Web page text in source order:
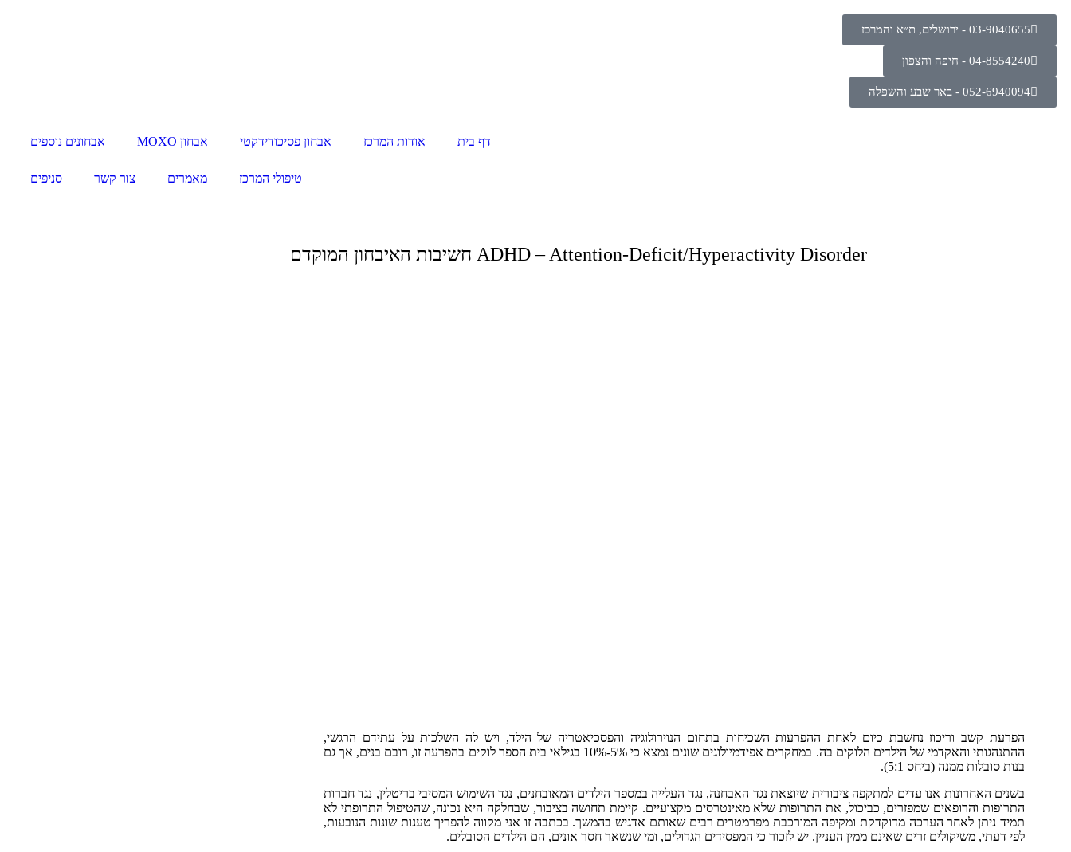
03-9040655 - ירושלים, ת״א והמרכז
04-8554240 - חיפה והצפון
052-6940094 - באר שבע והשפלה
דף בית אודות המרכז אבחון פסיכודידקטי אבחון MOXO אבחונים נוספים
טיפולי המרכז מאמרים צור קשר סניפים
ADHD – Attention-Deficit/Hyperactivity Disorder חשיבות האיבחון המוקדם
הפרעת קשב וריכוז נחשבת כיום לאחת ההפרעות השכיחות בתחום הנוירולוגיה והפסכיאטריה של הילד, ויש לה השלכות על עתידם הרגשי,
ההתנהגותי והאקדמי של הילדים הלוקים בה. במחקרים אפידמיולוגים שונים נמצא כי 5%-10% בגילאי בית הספר לוקים בהפרעה זו, רובם בנים, אך גם
בנות סובלות ממנה (ביחס 5:1).
בשנים האחרונות אנו עדים למתקפה ציבורית שיוצאת נגד האבחנה, נגד העלייה במספר הילדים המאובחנים, נגד השימוש המסיבי בריטלין, נגד חברות
התרופות והרופאים שמפזרים, כביכול, את התרופות שלא מאינטרסים מקצועיים. קיימת תחושה בציבור, שבחלקה היא נכונה, שהטיפול התרופתי לא
תמיד ניתן לאחר הערכה מדוקדקת ומקיפה המורכבת מפרמטרים רבים שאותם אדגיש בהמשך. בכתבה זו אני מקווה להפריך טענות שונות הנובעות,
לפי דעתי, משיקולים זרים שאינם ממין העניין. יש לזכור כי המפסידים הגדולים, ומי שנשאר חסר אונים, הם הילדים הסובלים.